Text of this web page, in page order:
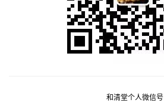
和清堂个人微信号